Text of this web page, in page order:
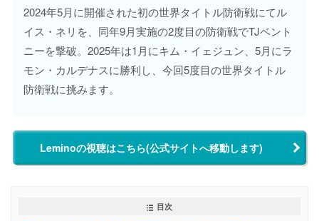
2024年5月に開催された初の世界タイトル防衛戦にてル
イス・ネリを、同年9月実施の2度目の防衛戦でTJベント
ニーを撃破。2025年は1月にキム・イェジュン、5月にラ
モン・カルデナスに勝利し、今回5度目の世界タイトル
防衛戦に挑みます。
Leminoの視聴はこちら(公式サイトへ移動します)
目次